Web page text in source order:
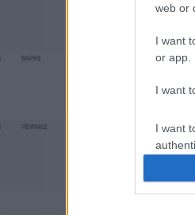
web or
I want
or app.
I want
I want